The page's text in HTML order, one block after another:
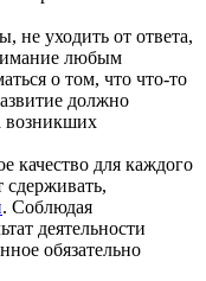
не уходить от ответа,
любым
о том, что что-то
должно
возникших
качество для каждого
сдерживать,
. Соблюдая
деятельности
обязательно